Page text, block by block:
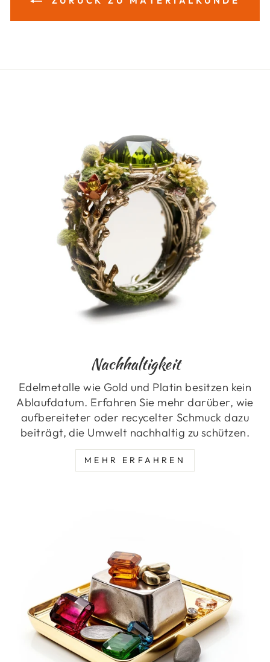
Nachhaltigkeit
Edelmetalle wie Gold und Platin besitzen kein
Ablaufdatum. Erfahren Sie mehr darüber, wie
aufbereiteter oder recycelter Schmuck dazu
beiträgt, die Umwelt nachhaltig zu schützen.
MEHR ERFAHREN